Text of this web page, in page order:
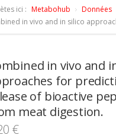
ici : Metabohub Données
in vivo and in silico
in vivo and
for
of bioactive
meat digestion.
€